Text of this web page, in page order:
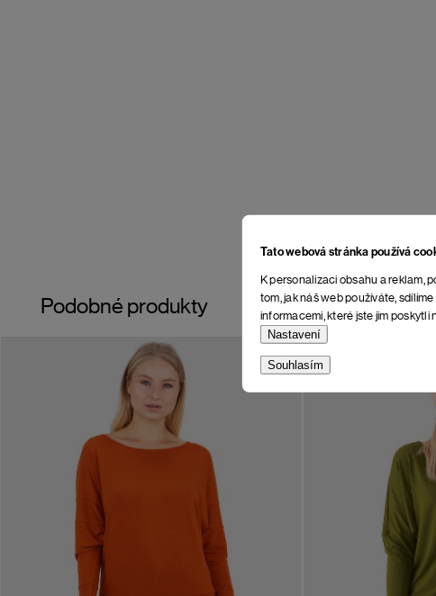
Tato webová stránka používá
K personalizaci obsahu a reklam,
tom, jak náš web používáte,
informacemi, které jste jim poskytli
Nastavení
Souhlasím
Podobné produkty